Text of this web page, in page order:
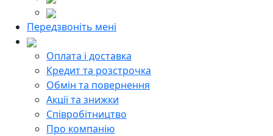
Передзвоніть мені
Оплата і доставка
Кредит та розстрочка
Обмін та повернення
Акції та знижки
Cпівробітництво
Про компанію